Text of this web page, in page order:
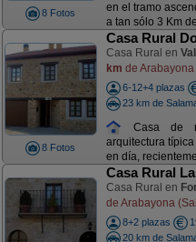
8 Fotos
en el tramo
a tan sólo 3 Km
8 Fotos
Casa Rural
Casa Rural en
km de
6-12+4 plazas
23 km de
Casa de
arquitectura
en día,
Casa Rural
Casa Rural en
de Arabayona
8+2 plazas
20 km de